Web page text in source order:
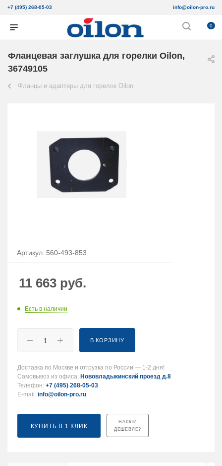
+7 (495) 268-05-03 info@oilon-pro.ru
0
Фланцевая заглушка для горелки Oilon,
36749105
Фланцы и адаптеры для горелок Oilon
Артикул: 560-493-853
11 663 руб.
Есть в наличии
В КОРЗИНУ
Доставка по Москве и отгрузка по России — 1-2 дня!
Самовывоз из офиса: Нововладыкинский проезд д.8
Телефон: +7 (495) 268-05-03
E-mail: info@oilon-pro.ru
КУПИТЬ В 1 КЛИК
НАШЛИ
ДЕШЕВЛЕ?